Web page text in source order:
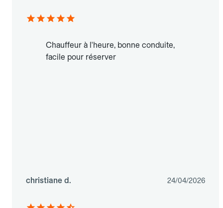
Chauffeur à l'heure, bonne conduite,
facile pour réserver
christiane d. 24/04/2026